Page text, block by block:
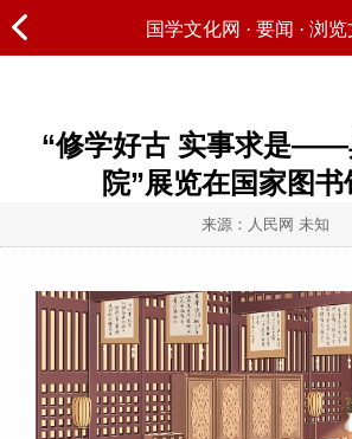
国学文化网 · 要闻 · 浏
“修学好古 实事求是——
院”展览在国家图
来源：人民网 未知